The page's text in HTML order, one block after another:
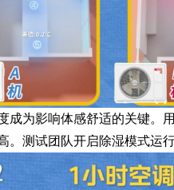
成为影响体感舒适的关键。
。测试团队开启除湿模式运